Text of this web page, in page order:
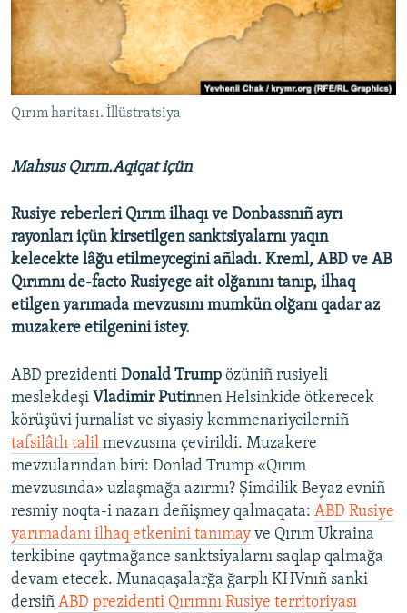
Русский
Українською
QOŞULIÑIZ!
Qırım haritası. İllüstratsiya
Mahsus Qırım.Aqiqat içün
Rusiye reberleri Qırım ilhaqı ve Donbassnıñ ayrı
rayonları içün kirsetilgen sanktsiyalarnı yaqın
kelecekte lâğu etilmeycegini añladı. Kreml, ABD ve AB
Qırımnı de-facto Rusiyege ait olğanını tanıp, ilhaq
etilgen yarımada mevzusını mumkün olğanı qadar az
muzakere etilgenini istey.
ABD prezidenti Donald Trump özüniñ rusiyeli
meslekdeşi Vladimir Putinnen Helsinkide ötkerecek
körüşüvi jurnalist ve siyasiy kommenariycilerniñ
tafsilâtlı talil mevzusına çevirildi. Muzakere
mevzularından biri: Donlad Trump «Qırım
mevzusında» uzlaşmağa azırmı? Şimdilik Beyaz evniñ
resmiy noqta-i nazarı deñişmey qalmaqata: ABD Rusiye
yarımadanı ilhaq etkenini tanımay ve Qırım Ukraina
terkibine qaytmağance sanktsiyalarnı saqlap qalmağa
devam etecek. Munaqaşalarğa ğarplı KHVnıñ sanki
dersiñ ABD prezidenti Qırımnı Rusiye territoriyası